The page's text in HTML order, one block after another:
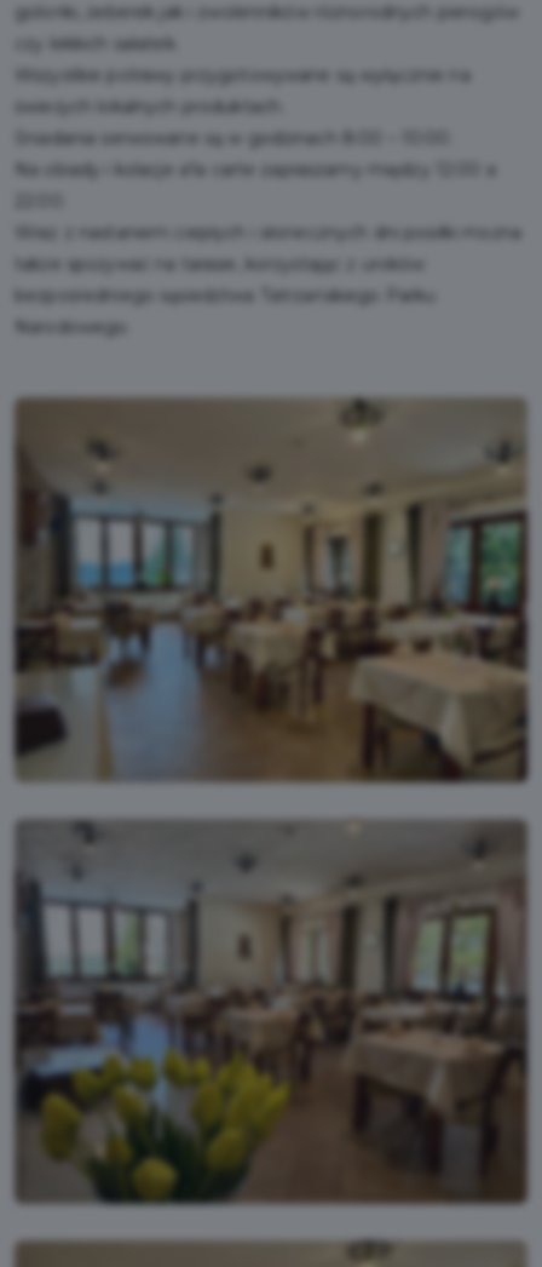
golonki, żeberek jak i zwolenników różnorodnych pierogów
czy lekkich sałatek.
Wszystkie potrawy przygotowywane są wyłącznie na
świeżych lokalnych produktach.
Śniadania serwowane są w godzinach 8:00 – 10:00.
Na obiady i kolacje a’la carte zapraszamy między 12:00 a
Wraz z nastaniem ciepłych i słonecznych dni posiłki można
także spożywać na tarasie, korzystając z uroków
bezpośredniego sąsiedztwa Tatrzańskiego Parku
Narodowego.